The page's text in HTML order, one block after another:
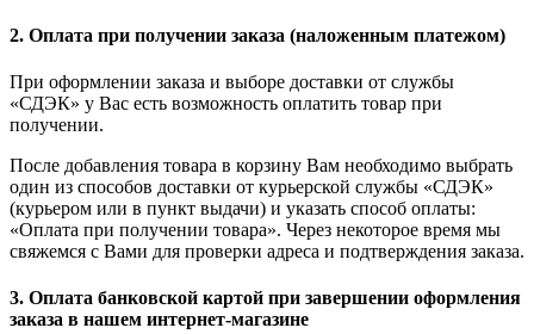
2. Оплата при получении заказа (наложенным платежом)
При оформлении заказа и выборе доставки от службы
«СДЭК» у Вас есть возможность оплатить товар при
получении.
После добавления товара в корзину Вам необходимо выбрать
один из способов доставки от курьерской службы «СДЭК»
(курьером или в пункт выдачи) и указать способ оплаты:
«Оплата при получении товара». Через некоторое время мы
свяжемся с Вами для проверки адреса и подтверждения заказа.
3. Оплата банковской картой при завершении оформления
заказа в нашем интернет-магазине